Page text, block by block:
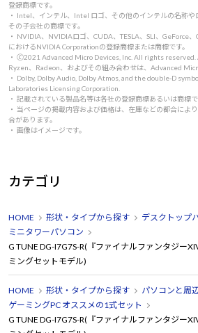
登録商標です。
・ Intel、インテル、Intel ロゴ、その他のインテルの名称
その子会社の商標です。
・ NVIDIA、NVIDIAロゴ、CUDA、TESLA、SLI、GeForce
におけるNVIDIA Corporationの登録商標または商標です。
・ 🄫2021 Advanced Micro Devices, Inc. All rights reserved.
Ryzen、Radeon、およびその組み合わせは、Advanced
・ Dolby, Dolby Audio, Dolby Atmos, and the double-D
Laboratories Licensing Corporation.
・ 記載されている製品名等は各社の登録商標あるいは商標で
・ 当ページの掲載内容および価格は、在庫などの都合によ
合があります。
・ 画像はイメージです。
カテゴリ
HOME 形状・タイプから探す
デスクトップ
ミニタワーパソコン
G TUNE DG-I7G7S-R(『ファイナルファンタジー
ミングセットモデル)
HOME 形状・タイプから探す
パソコンと周
ゲーミングPC オススメの1式セット
G TUNE DG-I7G7S-R(『ファイナルファンタジー